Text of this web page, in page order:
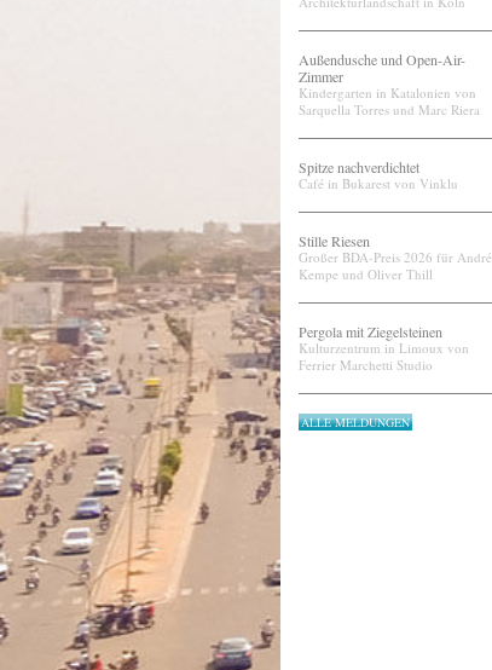
Außendusche und Open-Air-
Zimmer
Kindergarten in Katalonien von
Sarquella Torres und Marc Riera
Spitze nachverdichtet
Café in Bukarest von Vinklu
Stille Riesen
Großer BDA-Preis 2026 für André
Kempe und Oliver Thill
Pergola mit Ziegelsteinen
Kulturzentrum in Limoux von
Ferrier Marchetti Studio
ALLE MELDUNGEN